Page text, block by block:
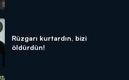
Rüzgarı kurtardın, bizi
öldürdün!